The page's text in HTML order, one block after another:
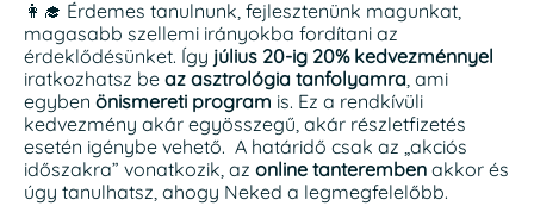
👩‍🎓 Érdemes tanulnunk, fejlesztenünk magunkat,
magasabb szellemi irányokba fordítani az
érdeklődésünket. Így július 20-ig 20% kedvezménnyel
iratkozhatsz be az asztrológia tanfolyamra, ami
egyben önismereti program is. Ez a rendkívüli
kedvezmény akár egyösszegű, akár részletfizetés
esetén igénybe vehető. A határidő csak az „akciós
időszakra” vonatkozik, az online tanteremben akkor és
úgy tanulhatsz, ahogy Neked a legmegfelelőbb.